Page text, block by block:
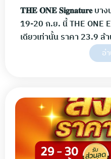
𝐓𝐇𝐄 𝐎𝐍𝐄 𝐒𝐢𝐠𝐧𝐚𝐭𝐮𝐫𝐞 บา
19-20 ก.ย. นี้ THE ONE
เดียวเท่านั้น ราคา 23.9
อ่